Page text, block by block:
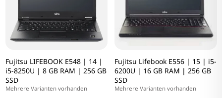
Fujitsu LIFEBOOK E548 | 14 |
i5-8250U | 8 GB RAM | 256 GB
SSD
Mehrere Varianten vorhanden
Fujitsu Lifebook E556 | 15 | i5-
6200U | 16 GB RAM | 256 GB
SSD
Mehrere Varianten vorhanden